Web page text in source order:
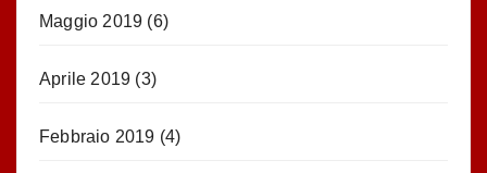
Maggio 2019 (6)
Aprile 2019 (3)
Febbraio 2019 (4)